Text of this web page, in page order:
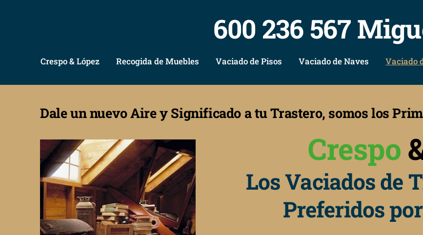
600 236 567
Crespo & López Recogida de Muebles Vaciado de Pisos Vaciado de Naves Vaciado
Dale un nuevo Aire y Significado a tu Trastero, somos los
Crespo
Los Vaciados de
Preferidos